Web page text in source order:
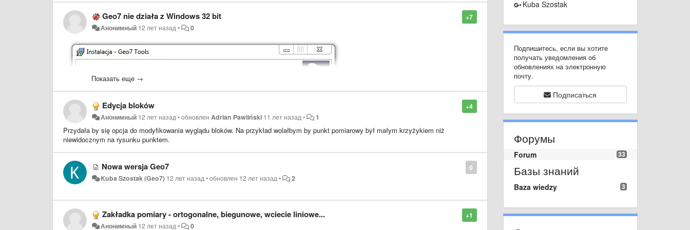
+7
Geo7 nie działa z Windows 32 bit
Анонимный 12 лет назад• 0
Показать еще →
+4
Edycja bloków
Анонимный 12 лет назад•обновленAdrian Pawliński 11 лет назад• 1
Przydała by się opcja do modyfikowania wyglądu bloków. Na przykład wolałbym by punkt pomiarowy był małym krzyżykiem niż
niewidocznym na rysunku punktem.
0
Nowa wersja Geo7
Kuba Szostak (Geo7) 12 лет назад•обновлен 12 лет назад• 2
+1
Zakładka pomiary - ortogonalne, biegunowe, wciecie liniowe...
Анонимный 12 лет назад• 0
Kuba Szostak
Подпишитесь, если вы хотите
получать уведомления об
обновлениях на электронную
почту.
Подписаться
Форумы
33
Forum
Базы знаний
3
Baza wiedzy